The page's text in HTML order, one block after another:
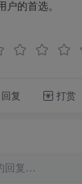
户的首选。
回复 打赏
回复…